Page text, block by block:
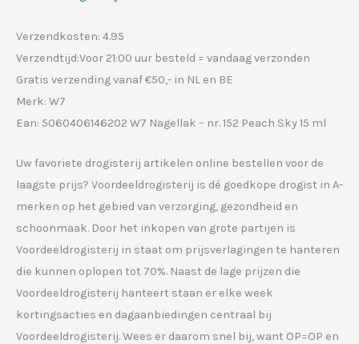
Verzendkosten: 4.95
Verzendtijd:Voor 21:00 uur besteld = vandaag verzonden
Gratis verzending vanaf €50,- in NL en BE
Merk: W7
Ean: 5060406146202 W7 Nagellak – nr. 152 Peach Sky 15 ml
Uw favoriete drogisterij artikelen online bestellen voor de
laagste prijs? Voordeeldrogisterij is dé goedkope drogist in A-
merken op het gebied van verzorging, gezondheid en
schoonmaak. Door het inkopen van grote partijen is
Voordeeldrogisterij in staat om prijsverlagingen te hanteren
die kunnen oplopen tot 70%. Naast de lage prijzen die
Voordeeldrogisterij hanteert staan er elke week
kortingsacties en dagaanbiedingen centraal bij
Voordeeldrogisterij. Wees er daarom snel bij, want OP=OP en